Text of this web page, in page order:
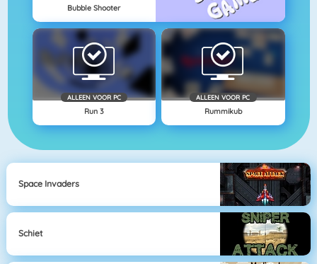
Bubble Shooter
ALLEEN VOOR PC
Run 3
ALLEEN VOOR PC
Rummikub
Space Invaders
Schiet